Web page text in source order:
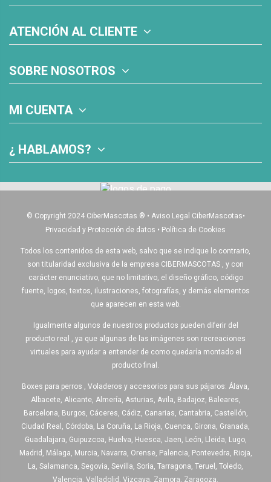
ATENCIÓN AL CLIENTE
SOBRE NOSOTROS
MI CUENTA
¿ HABLAMOS?
© Copyright 2024 CiberMascotas ® • Aviso Legal CiberMascotas•
Privacidad y Protección de datos • Política de Cookies
Todos los contenidos de esta web, salvo que se indique lo contrario,
son titularidad exclusiva de la empresa CIBERMASCOTAS , y con
carácter enunciativo, que no limitativo, el diseño gráfico, código
fuente, logos, textos, ilustraciones, fotografías, y demás elementos
que aparecen en esta web.
Igualmente algunos de nuestros productos pueden diferir del
producto real , ya que algunas de las imágenes son recreaciones
virtuales para ayudar a entender de como quedaría montado el
producto final.
Boxes para perros , Voladeros y accesorios para sus pájaros: Álava,
Albacete, Alicante, Almería, Asturias, Avila, Badajoz, Baleares,
Barcelona, Burgos, Cáceres, Cádiz, Canarias, Cantabria, Castellón,
Ciudad Real, Córdoba, La Coruña, La Rioja, Cuenca, Girona, Granada,
Guadalajara, Guipuzcoa, Huelva, Huesca, Jaen, León, Lleida, Lugo,
Madrid, Málaga, Murcia, Navarra, Orense, Palencia, Pontevedra, Rioja,
La, Salamanca, Segovia, Sevilla, Soria, Tarragona, Teruel, Toledo,
Valencia, Valladolid, Vizcaya, Zamora, Zaragoza.